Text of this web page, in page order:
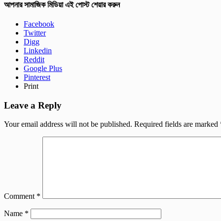
আপনার সামাজিক মিডিয়া এই পোস্ট শেয়ার করুন
Facebook
Twitter
Digg
Linkedin
Reddit
Google Plus
Pinterest
Print
Leave a Reply
Your email address will not be published. Required fields are marked
Comment *
Name *